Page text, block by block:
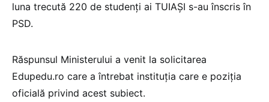
luna trecută 220 de studenți ai TUIAȘI s-au înscris în
PSD.
Răspunsul Ministerului a venit la solicitarea
Edupedu.ro care a întrebat instituția care e poziția
oficială privind acest subiect.